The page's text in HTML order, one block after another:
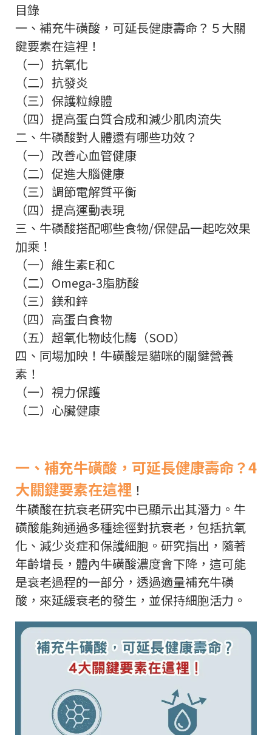
目錄
一、補充牛磺酸，可延長健康壽命？５大關
鍵要素在這裡！
（一）抗氧化
（二）抗發炎
（三）保護粒線體
（四）提高蛋白質合成和減少肌肉流失
二、牛磺酸對人體還有哪些功效？
（一）改善心血管健康
（二）促進大腦健康
（三）調節電解質平衡
（四）提高運動表現
三、牛磺酸搭配哪些食物/保健品一起吃效果
加乘！
（一）維生素E和C
（二）Omega-3脂肪酸
（三）鎂和鋅
（四）高蛋白食物
（五）超氧化物歧化酶（SOD）
四、同場加映！牛磺酸是貓咪的關鍵營養
素！
（一）視力保護
（二）心臟健康
一、補充牛磺酸，可延長健康壽命？4
大關鍵要素在這裡 ！
牛磺酸在抗衰老研究中已顯示出其潛力。牛
磺酸能夠通過多種途徑對抗衰老，包括抗氧
化、減少炎症和保護細胞。研究指出，隨著
年齡增長，體內牛磺酸濃度會下降，這可能
是衰老過程的一部分，透過適量補充牛磺
酸，來延緩衰老的發生，並保持細胞活力。